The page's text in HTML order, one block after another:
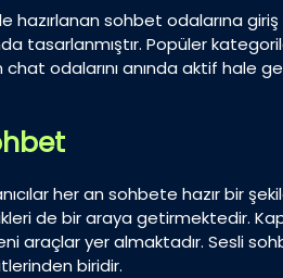
hazırlanan sohbet odalarına
tasarlanmıştır. Popüler
odalarını anında aktif hale
her an sohbete hazır bir
de bir araya getirmektedir.
araçlar yer almaktadır. Sesli
biridir.